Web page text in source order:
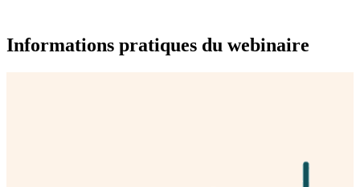
Informations pratiques du webinaire